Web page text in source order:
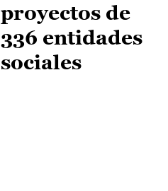
proyectos de
336 entidades
sociales